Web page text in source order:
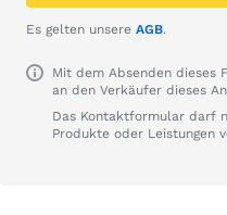
Es gelten unsere AGB.
Mit dem Absenden dieses
an den Verkäufer dieses
Das Kontaktformular darf
Produkte oder Leistungen